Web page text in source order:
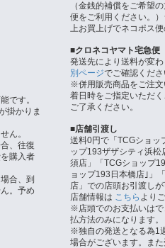
です。
掛かりま
ん。
、往復
購入者
合、到
。予め
（金銭的補償をご希望
便をご利用ください。
上お買上げでネコポス
■クロネコヤマト宅急便
発送先により送料が変
別ページでご確認くだ
※併用販売商品をご注
着日時をご指定いただ
ご了承ください。
■店舗引渡し
送料0円で「TCGショッ
ップ193ザザシティ浜
須店」「TCGショップ
ョップ193日本橋店｣」
店」での店頭お引渡し
店舗情報は こちら より
※店頭でのお支払いは
払方法のみになります。
※独自の発送となる為1
場合がございます。ま